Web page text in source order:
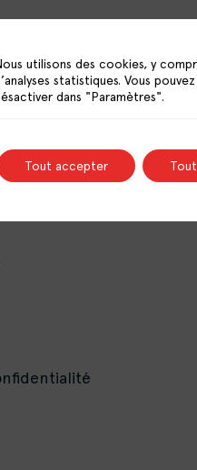
utilisons des cookies, y
statistiques. Vous
dans "Paramètres".
Tout accepter